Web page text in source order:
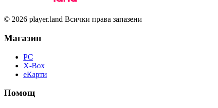
© 2026 player.land Всички права запазени
Магазин
PC
X-Box
eКарти
Помощ